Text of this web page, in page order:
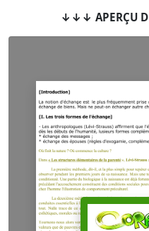
↓↓↓ APERÇU